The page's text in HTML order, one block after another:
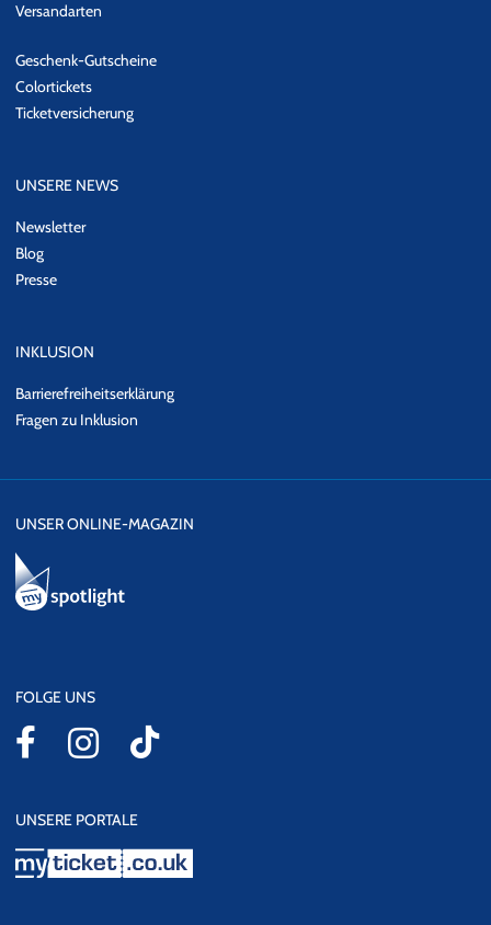
Versandarten
Geschenk-Gutscheine
Colortickets
Ticketversicherung
UNSERE NEWS
Newsletter
Blog
Presse
INKLUSION
Barrierefreiheitserklärung
Fragen zu Inklusion
UNSER ONLINE-MAGAZIN
FOLGE UNS
UNSERE PORTALE